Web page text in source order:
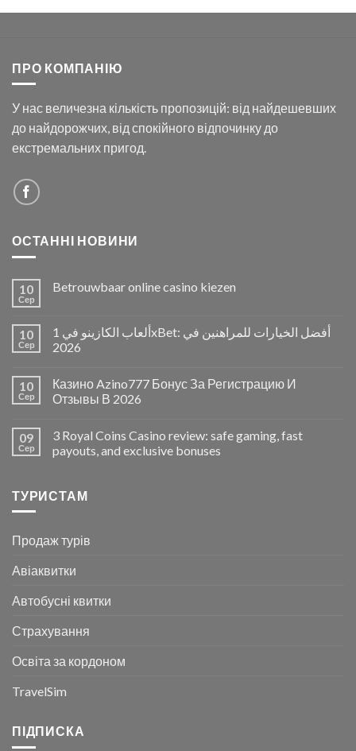
ПРО КОМПАНІЮ
У нас величезна кількість пропозицій: від найдешевших
до найдорожчих, від спокійного відпочинку до
екстремальних пригод.
ОСТАННІ НОВИНИ
10
Сер
Betrouwbaar online casino kiezen
10
Сер
ألعاب الكازينو في 1xBet: أفضل الخيارات للمراهنين في
2026
10
Сер
Казино Azino777 Бонус За Регистрацию И
Отзывы В 2026
09
Сер
3 Royal Coins Casino review: safe gaming, fast
payouts, and exclusive bonuses
ТУРИСТАМ
Продаж турів
Авіаквитки
Автобусні квитки
Страхування
Освіта за кордоном
TravelSim
ПІДПИСКА